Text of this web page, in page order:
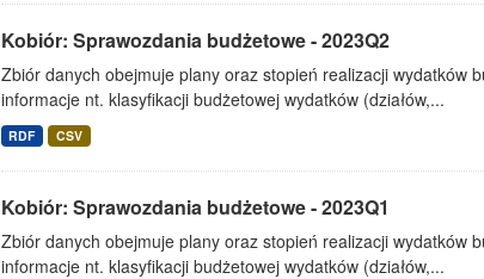
Kobiór: Sprawozdania budżetowe - 2023Q2
Zbiór danych obejmuje plany oraz stopień realizacji wydatków
informacje nt. klasyfikacji budżetowej wydatków (działów,...
RDF CSV
Kobiór: Sprawozdania budżetowe - 2023Q1
Zbiór danych obejmuje plany oraz stopień realizacji wydatków
informacje nt. klasyfikacji budżetowej wydatków (działów,...